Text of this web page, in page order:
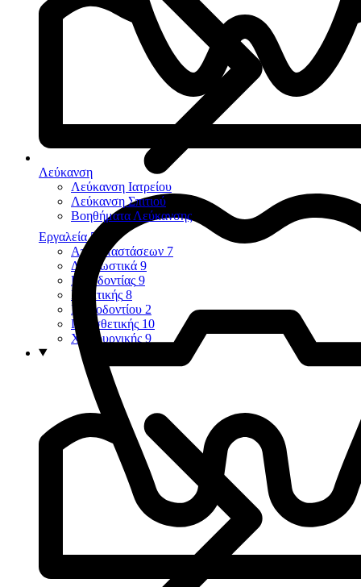
Λεύκανση
Λεύκανση Ιατρείου
Λεύκανση Σπιτιού
Βοηθήματα Λεύκανσης
Εργαλεία 58
Αποκαταστάσεων 7
Διαγνωστικά 9
Ενδοδοντίας 9
Εξακτικής 8
Περιοδοντίου 2
Προσθετικής 10
Χειρουργικής 9